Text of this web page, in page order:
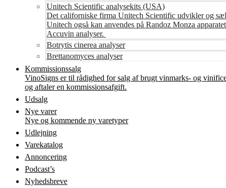
Unitech Scientific analysekits (USA)
Det californiske firma Unitech Scientific udvikler og
Unitech også kan anvendes på Randoz Monza
Accuvin analyser.
Botrytis cinerea analyser
Brettanomyces analyser
Kommissionssalg
VinoSigns er til rådighed for salg af brugt vinmarks- og
og aftaler en kommissionsafgift.
Udsalg
Nye varer
Nye og kommende ny varetyper
Udlejning
Varekatalog
Annoncering
Podcast’s
Nyhedsbreve